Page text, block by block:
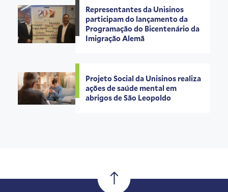
Representantes da Unisinos
participam do lançamento da
Programação do Bicentenário da
Imigração Alemã
Projeto Social da Unisinos realiza
ações de saúde mental em
abrigos de São Leopoldo